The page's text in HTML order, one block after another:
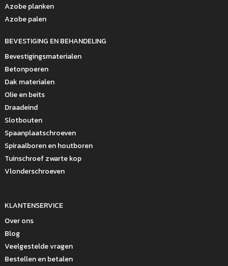
Azobe planken
Azobe palen
BEVESTIGING EN BEHANDELING
Bevestigingsmaterialen
Betonpoeren
Dak materialen
Olie en beits
Draadeind
Slotbouten
Spaanplaatschroeven
Spiraalboren en houtboren
Tuinschroef zwarte kop
Vlonderschroeven
KLANTENSERVICE
Over ons
Blog
Veelgestelde vragen
Bestellen en betalen